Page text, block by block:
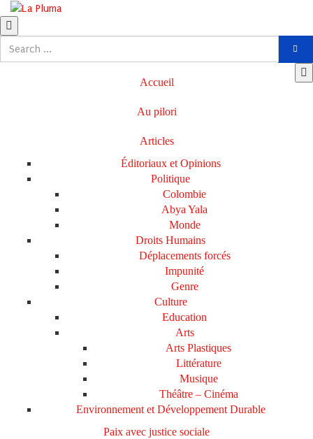
Accueil
Au pilori
Articles
Éditoriaux et Opinions
Politique
Colombie
Abya Yala
Monde
Droits Humains
Déplacements forcés
Impunité
Genre
Culture
Education
Arts
Arts Plastiques
Littérature
Musique
Théâtre – Cinéma
Environnement et Développement Durable
Paix avec justice sociale